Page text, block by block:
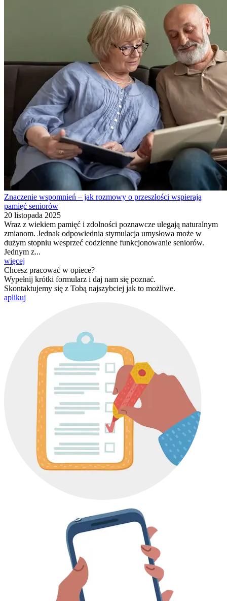
Znaczenie wspomnień – jak rozmowy o przeszłości wspierają
pamięć seniorów
20 listopada 2025
Wraz z wiekiem pamięć i zdolności poznawcze ulegają naturalnym
zmianom. Jednak odpowiednia stymulacja umysłowa może w
dużym stopniu wesprzeć codzienne funkcjonowanie seniorów.
Jednym z...
więcej
Chcesz pracować w opiece?
Wypełnij krótki formularz i daj nam się poznać.
Skontaktujemy się z Tobą najszybciej jak to możliwe.
aplikuj